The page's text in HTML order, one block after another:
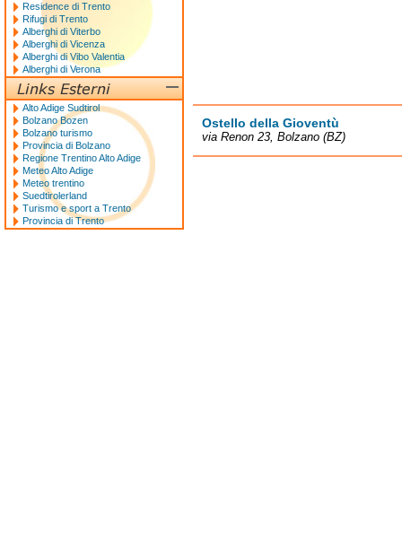
Ostello della Gioventù
via Renon 23, Bolzano (BZ)
Residence di Trento
Rifugi di Trento
Alberghi di Viterbo
Alberghi di Vicenza
Alberghi di Vibo Valentia
Alberghi di Verona
Alto Adige Sudtirol
Bolzano Bozen
Bolzano turismo
Provincia di Bolzano
Regione Trentino Alto Adige
Meteo Alto Adige
Meteo trentino
Suedtirolerland
Turismo e sport a Trento
Provincia di Trento